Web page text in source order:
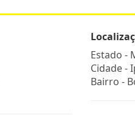
Estado -
Cidade -
Bairro -